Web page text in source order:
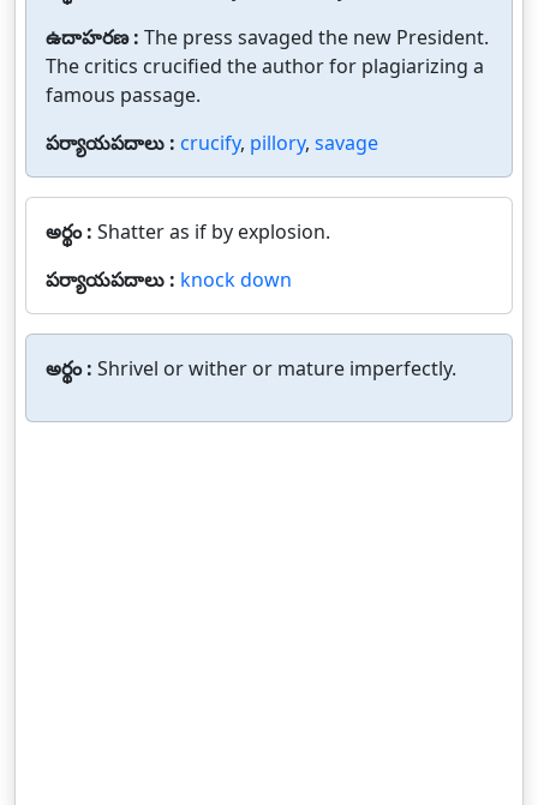
ఉదాహరణ : The press savaged the new President.
The critics crucified the author for plagiarizing a
famous passage.
పర్యాయపదాలు : crucify, pillory, savage
అర్థం : Shatter as if by explosion.
పర్యాయపదాలు : knock down
అర్థం : Shrivel or wither or mature imperfectly.